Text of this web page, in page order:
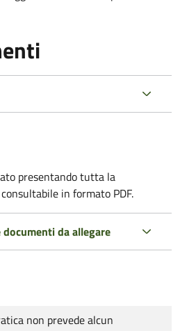
presentando tutta la
in formato PDF.
da allegare
non prevede alcun